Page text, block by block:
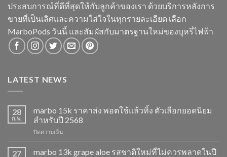
ประสบการณ์ที่ดีที่สุดให้กับลูกค้าของเรา ด้วยบริการหลังการ
ขายที่เป็นเลิศและความใส่ใจในทุกรายละเอียด เลือก
MarboPods วันนี้ และสัมผัสกับมาตรฐานใหม่ของบุหรี่ไฟฟ้า
LATEST NEWS
28
ก.พ.
marbo 15k ราคาส่ง พอตใช้แล้วทิ้ง ตัวเลือกยอดนิยม
สำหรับปี 2568
ปิดความเห็น
15k
27
marbo 13k grape aloe รสชาติใหม่ที่ไม่ควรพลาดในปี